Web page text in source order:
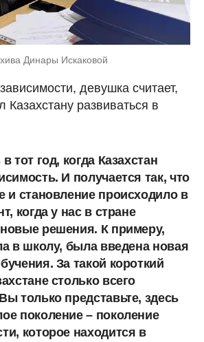
Динары Искаковой
девушка считает,
Казахстану развиваться в
тот год, когда Казахстан
И получается так, что
и становление происходило в
когда у нас в стране
решения. К примеру,
в школу, была введена новая
За такой короткий
столько всего
только представьте, здесь
поколение – поколение
которое находится в